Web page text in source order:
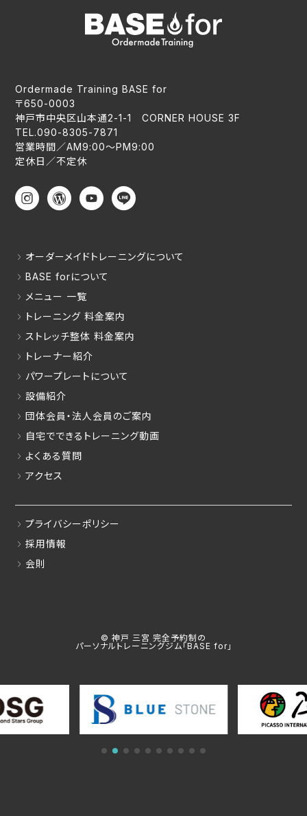
Ordermade Training BASE for
〒650-0003
神戸市中央区山本通2-1-1 CORNER HOUSE 3F
TEL.090-8305-7871
営業時間／AM9:00〜PM9:00
定休日／不定休
オーダーメイドトレーニングについて
BASE forについて
メニュー 一覧
トレーニング 料金案内
ストレッチ整体 料金案内
トレーナー紹介
パワープレートについて
設備紹介
団体会員・法人会員のご案内
自宅でできるトレーニング動画
よくある質問
アクセス
プライバシーポリシー
採用情報
会則
© 神戸 三宮 完全予約制の
パーソナルトレーニングジム「BASE for」